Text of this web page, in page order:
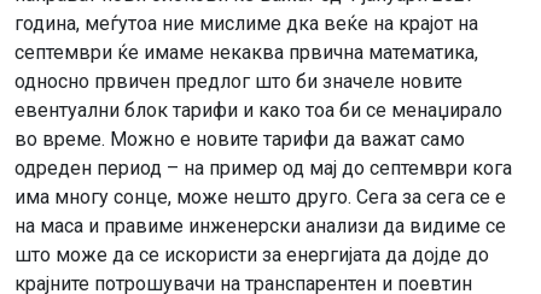
година, меѓутоа ние мислиме дка веќе на крајот на
септември ќе имаме некаква првична математика,
односно првичен предлог што би значеле новите
евентуални блок тарифи и како тоа би се менаџирало
во време. Можно е новите тарифи да важат само
одреден период – на пример од мај до септември кога
има многу сонце, може нешто друго. Сега за сега се е
на маса и правиме инженерски анализи да видиме се
што може да се искористи за енергијата да дојде до
крајните потрошувачи на транспарентен и поевтин